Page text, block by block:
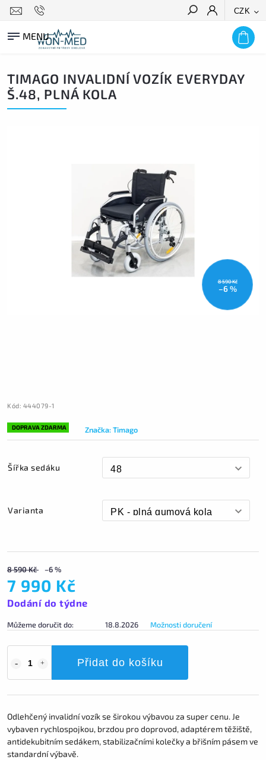
CZK
HLEDAT
TIMAGO INVALIDNÍ VOZÍK EVERYDAY
Š.48, PLNÁ KOLA
8 590 Kč
–6 %
Kód: 444079-1
DOPRAVA ZDARMA Značka:Timago
Šířka sedáku
Varianta
8 590 Kč –6 %
7 990 Kč
Dodání do týdne
Můžeme doručit do: 18.8.2026 Možnosti doručení
Přidat do košíku
Odlehčený invalidní vozík se širokou výbavou za super cenu. Je
vybaven rychlospojkou, brzdou pro doprovod, adaptérem těžiště,
antidekubitním sedákem, stabilizačními kolečky a břišním pásem ve
standardní výbavě.